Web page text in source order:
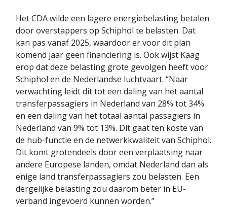
Het CDA wilde een lagere energiebelasting betalen
door overstappers op Schiphol te belasten. Dat
kan pas vanaf 2025, waardoor er voor dit plan
komend jaar geen financiering is. Ook wijst Kaag
erop dat deze belasting grote gevolgen heeft voor
Schiphol en de Nederlandse luchtvaart. “Naar
verwachting leidt dit tot een daling van het aantal
transferpassagiers in Nederland van 28% tot 34%
en een daling van het totaal aantal passagiers in
Nederland van 9% tot 13%. Dit gaat ten koste van
de hub-functie en de netwerkkwaliteit van Schiphol.
Dit komt grotendeels door een verplaatsing naar
andere Europese landen, omdat Nederland dan als
enige land transferpassagiers zou belasten. Een
dergelijke belasting zou daarom beter in EU-
verband ingevoerd kunnen worden.”